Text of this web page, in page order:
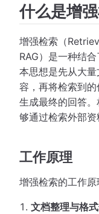
什么是增强
增强检索（
RAG）是一种结
本思想是先从大
容，再将检索到
生成最终的回答
够通过检索外部资
工作原理
增强检索的工作原
文档整理与格